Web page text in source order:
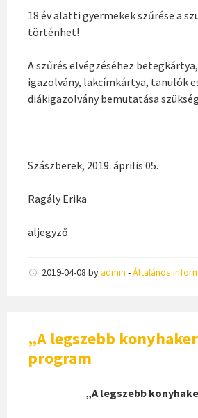
18 év alatti gyermekek szűrése a
történhet!
A szűrés elvégzéséhez
igazolvány, lakcímkártya, tanulók
diákigazolvány bemutatása
Szászberek, 2019. április 05.
Ragály Erika
aljegyző
2019-04-08 byadmin -Általános
„A legszebb
program
„A legszebb